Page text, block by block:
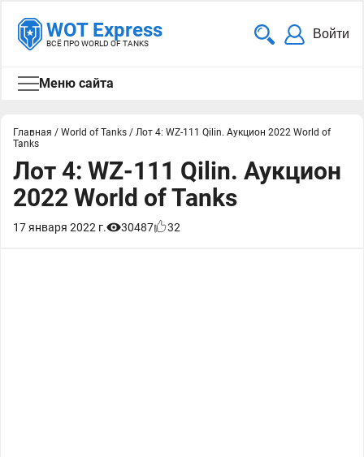
WOT Express
ВСЁ ПРО WORLD OF TANKS
Войти
Меню сайта
Главная / World of Tanks / Лот 4: WZ-111 Qilin. Аукцион 2022 World of
Tanks
Лот 4: WZ-111 Qilin. Аукцион
2022 World of Tanks
17 января 2022 г. 30487 32